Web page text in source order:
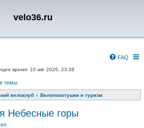
velo36.ru
FAQ
время: 10 авг 2026, 23:38
темы
велоклуб Велопокатушки и туризм
Небесные горы